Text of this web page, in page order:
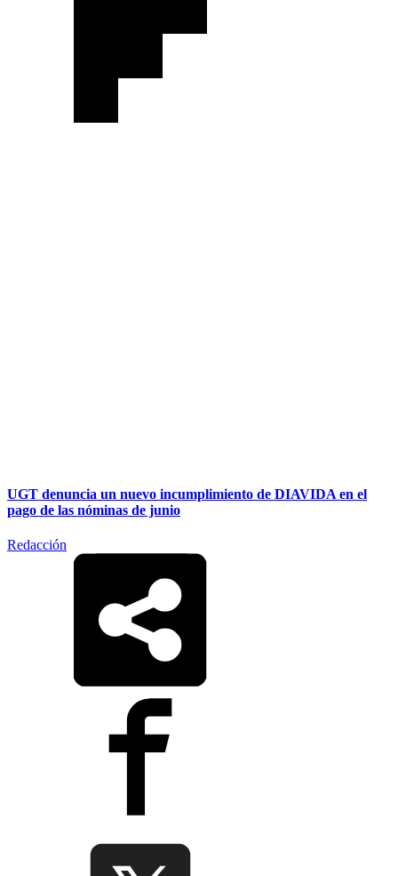
UGT denuncia un nuevo incumplimiento de DIAVIDA en el
pago de las nóminas de junio
Redacción